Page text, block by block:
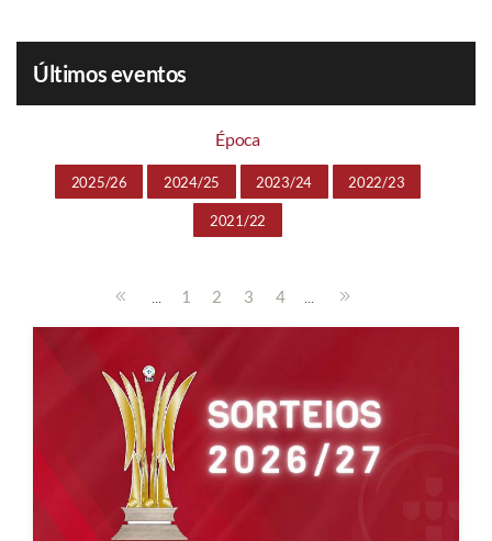
Últimos eventos
Época
2025/26 2024/25 2023/24 2022/23
2021/22
... 1 2 3 4 ...